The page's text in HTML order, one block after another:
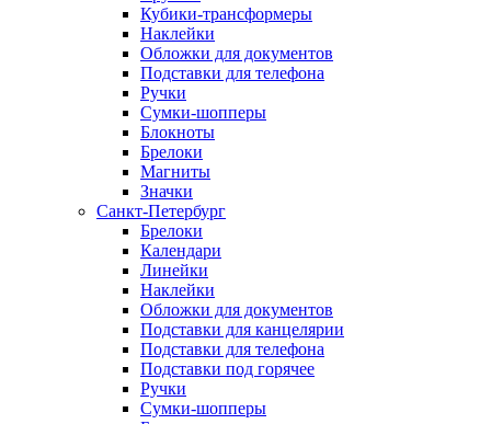
Кубики-трансформеры
Наклейки
Обложки для документов
Подставки для телефона
Ручки
Сумки-шопперы
Блокноты
Брелоки
Магниты
Значки
Санкт-Петербург
Брелоки
Календари
Линейки
Наклейки
Обложки для документов
Подставки для канцелярии
Подставки для телефона
Подставки под горячее
Ручки
Сумки-шопперы